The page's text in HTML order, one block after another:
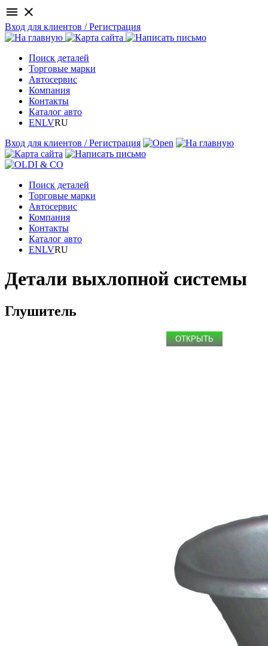
menu close
Вход для клиентов / Регистрация
Поиск деталей
Торговые марки
Автосервис
Компания
Контакты
Каталог авто
ENLVRU
Вход для клиентов / Регистрация
Поиск деталей
Торговые марки
Автосервис
Компания
Контакты
Каталог авто
ENLVRU
Детали выхлопной системы
Глушитель
ОТКРЫТЬ